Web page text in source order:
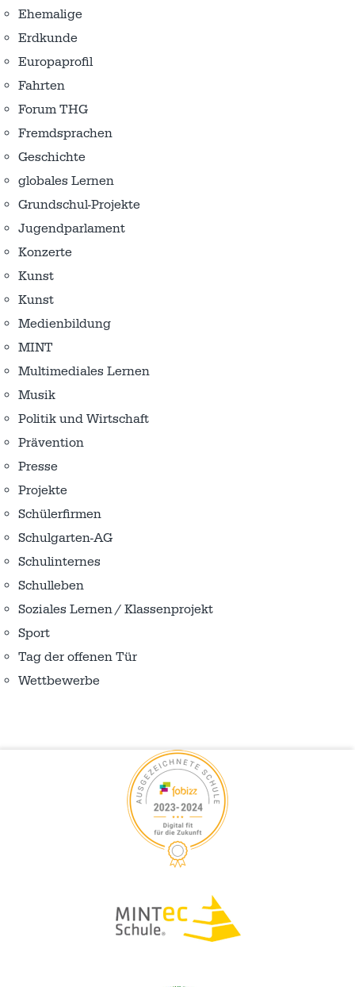
Ehemalige
Erdkunde
Europaprofil
Fahrten
Forum THG
Fremdsprachen
Geschichte
globales Lernen
Grundschul-Projekte
Jugendparlament
Konzerte
Kunst
Kunst
Medienbildung
MINT
Multimediales Lernen
Musik
Politik und Wirtschaft
Prävention
Presse
Projekte
Schülerfirmen
Schulgarten-AG
Schulinternes
Schulleben
Soziales Lernen / Klassenprojekt
Sport
Tag der offenen Tür
Wettbewerbe